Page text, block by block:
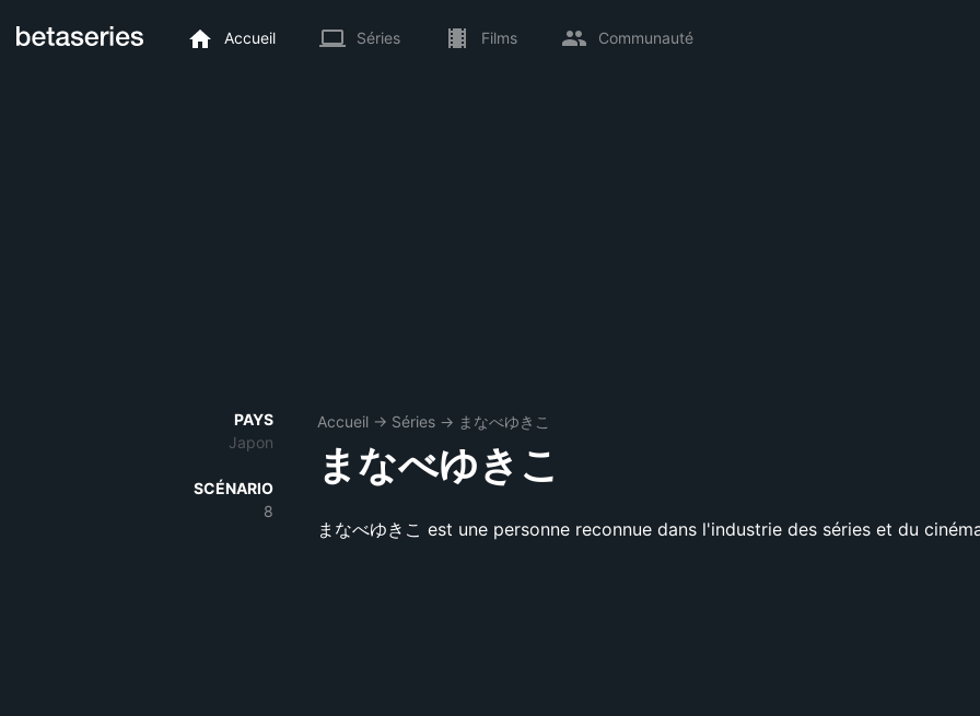
Accueil Séries Films Communauté
PAYS
Japon
SCÉNARIO
8
Accueil → Séries → まなべゆきこ
まなべゆきこ
まなべゆきこ est une personne reconnue dans l'industrie des séries et du